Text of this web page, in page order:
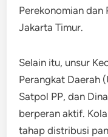
Perekonomian dan
Jakarta Timur.
Selain itu, unsur
Perangkat Daerah
Satpol PP, dan
berperan aktif.
tahap distribusi